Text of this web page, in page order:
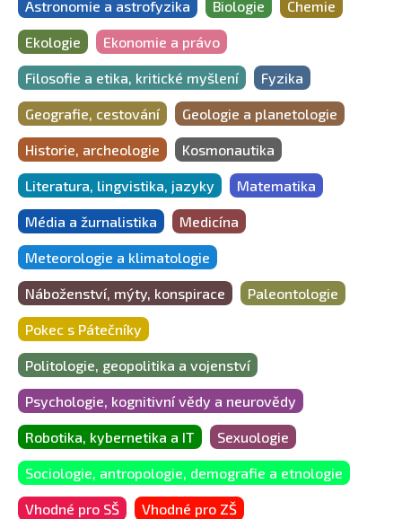
Astronomie a astrofyzika Biologie Chemie
Ekologie Ekonomie a právo
Filosofie a etika, kritické myšlení Fyzika
Geografie, cestování Geologie a planetologie
Historie, archeologie Kosmonautika
Literatura, lingvistika, jazyky Matematika
Média a žurnalistika Medicína
Meteorologie a klimatologie
Náboženství, mýty, konspirace Paleontologie
Pokec s Pátečníky
Politologie, geopolitika a vojenství
Psychologie, kognitivní vědy a neurovědy
Robotika, kybernetika a IT Sexuologie
Sociologie, antropologie, demografie a etnologie
Vhodné pro SŠ Vhodné pro ZŠ